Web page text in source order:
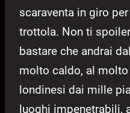
scaraventa in giro
trottola. Non ti
bastare che andrai
molto caldo, al
londinesi dai mille
luoghi impenetrabili,